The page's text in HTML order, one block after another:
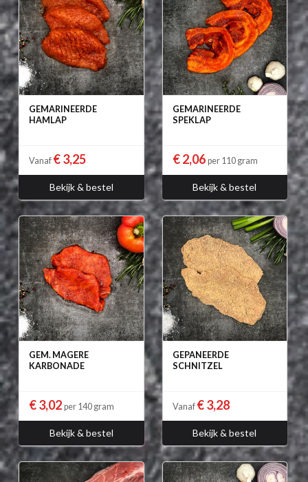
GEMARINEERDE
HAMLAP
Vanaf € 3,25
Bekijk & bestel
GEMARINEERDE
SPEKLAP
€ 2,06 per 110 gram
Bekijk & bestel
GEM. MAGERE
KARBONADE
€ 3,02 per 140 gram
Bekijk & bestel
GEPANEERDE
SCHNITZEL
Vanaf € 3,28
Bekijk & bestel